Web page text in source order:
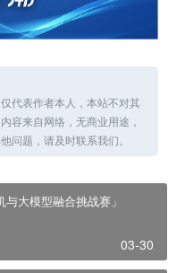
代表作者本人，本站不对其
容来自网络，无商业用途，
问题，请及时联系我们。
大模型融合挑战赛」
03-30